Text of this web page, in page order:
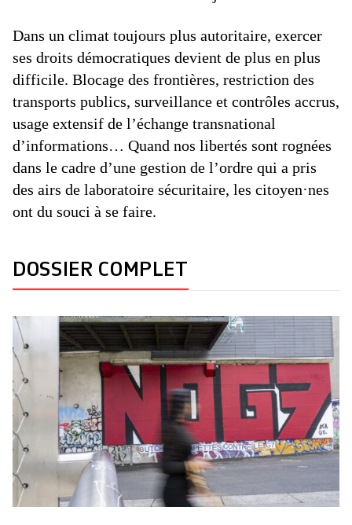
Dans un climat toujours plus autoritaire, exercer
ses droits démocratiques devient de plus en plus
difficile. Blocage des frontières, restriction des
transports publics, surveillance et contrôles accrus,
usage extensif de l’échange transnational
d’informations… Quand nos libertés sont rognées
dans le cadre d’une gestion de l’ordre qui a pris
des airs de laboratoire sécuritaire, les citoyen·nes
ont du souci à se faire.
DOSSIER COMPLET